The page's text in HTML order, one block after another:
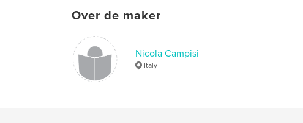
Over de maker
Nicola Campisi
Italy